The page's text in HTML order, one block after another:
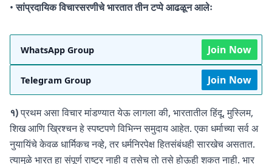
•सांप्रदायिक विचारसरणीचे भारतात तीन टप्पे आढळून आलेः
WhatsApp Group Join Now
Telegram Group Join Now
१)प्रथम असा विचार मांडण्यात येऊ लागला की, भारतातील हिंदू, मुस्लिम,
शिख आणि ख्रिश्चन हे स्पष्टपणे विभिन्न समुदाय आहेत. एका धर्माच्या सर्व अ
नुयायिंचे केवळ धार्मिकच नव्हे, तर धर्मनिरपेक्ष हितसंबंधही सारखेच असतात.
त्यामुळे भारत हा संपूर्ण राष्ट्र नाही व तसेच तो तसे होऊही शकत नाही. भार